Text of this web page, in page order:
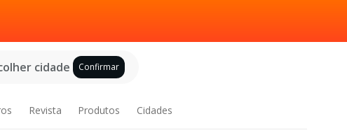
cidade Confirmar
Revista Produtos Cidades